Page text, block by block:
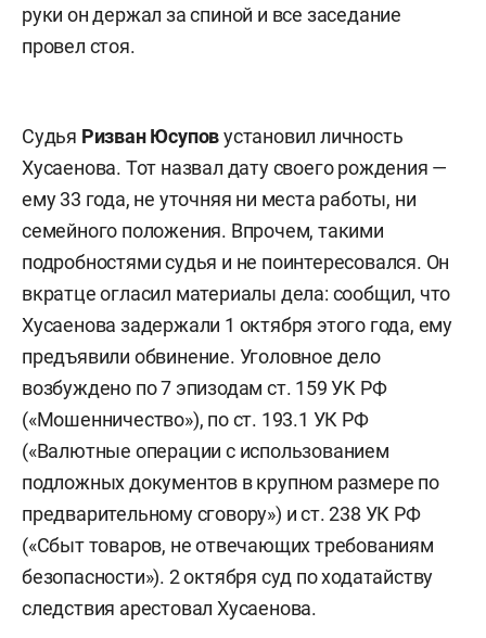
руки он держал за спиной и все заседание
провел стоя.
Судья Ризван Юсуповустановил личность
Хусаенова. Тот назвал дату своего рождения —
ему 33 года, не уточняя ни места работы, ни
семейного положения. Впрочем, такими
подробностями судья и не поинтересовался. Он
вкратце огласил материалы дела: сообщил, что
Хусаенова задержали 1 октября этого года, ему
предъявили обвинение. Уголовное дело
возбуждено по 7 эпизодам ст. 159 УК РФ
(«Мошенничество»), по ст. 193.1 УК РФ
(«Валютные операции с использованием
подложных документов в крупном размере по
предварительному сговору») и ст. 238 УК РФ
(«Сбыт товаров, не отвечающих требованиям
безопасности»). 2 октября суд по ходатайству
следствия арестовал Хусаенова.